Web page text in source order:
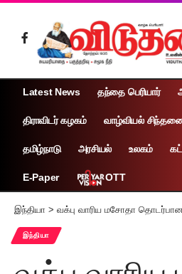
Latest News தந்தை பெரியார்
திராவிடர் கழகம் வாழ்வியல்
தமிழ்நாடு அரசியல் உலகம்
E-Paper OTT
இந்தியா > வக்பு வாரிய மசோதா தொடர்பான கூட்டுக்குழு
இந்தியா